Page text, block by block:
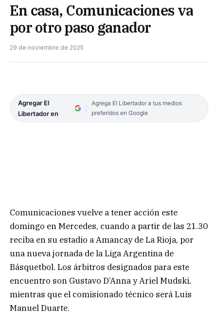
En casa, Comunicaciones va
por otro paso ganador
29 de noviembre de 2025
Agregar El
Libertador en
Agrega El Libertador a tus medios
preferidos en Google
Comunicaciones vuelve a tener acción este
domingo en Mercedes, cuando a partir de las 21.30
reciba en su estadio a Amancay de La Rioja, por
una nueva jornada de la Liga Argentina de
Básquetbol. Los árbitros designados para este
encuentro son Gustavo D’Anna y Ariel Mudski,
mientras que el comisionado técnico será Luis
Manuel Duarte.